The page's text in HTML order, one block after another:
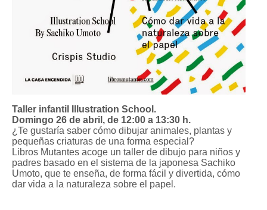
Taller infantil Illustration School.
Domingo 26 de abril, de 12:00 a 13:30 h.
¿Te gustaría saber cómo dibujar animales, plantas y
pequeñas criaturas de una forma especial?
Libros Mutantes acoge un taller de dibujo para niños y
padres basado en el sistema de la japonesa Sachiko
Umoto, que te enseña, de forma fácil y divertida, cómo
dar vida a la naturaleza sobre el papel.